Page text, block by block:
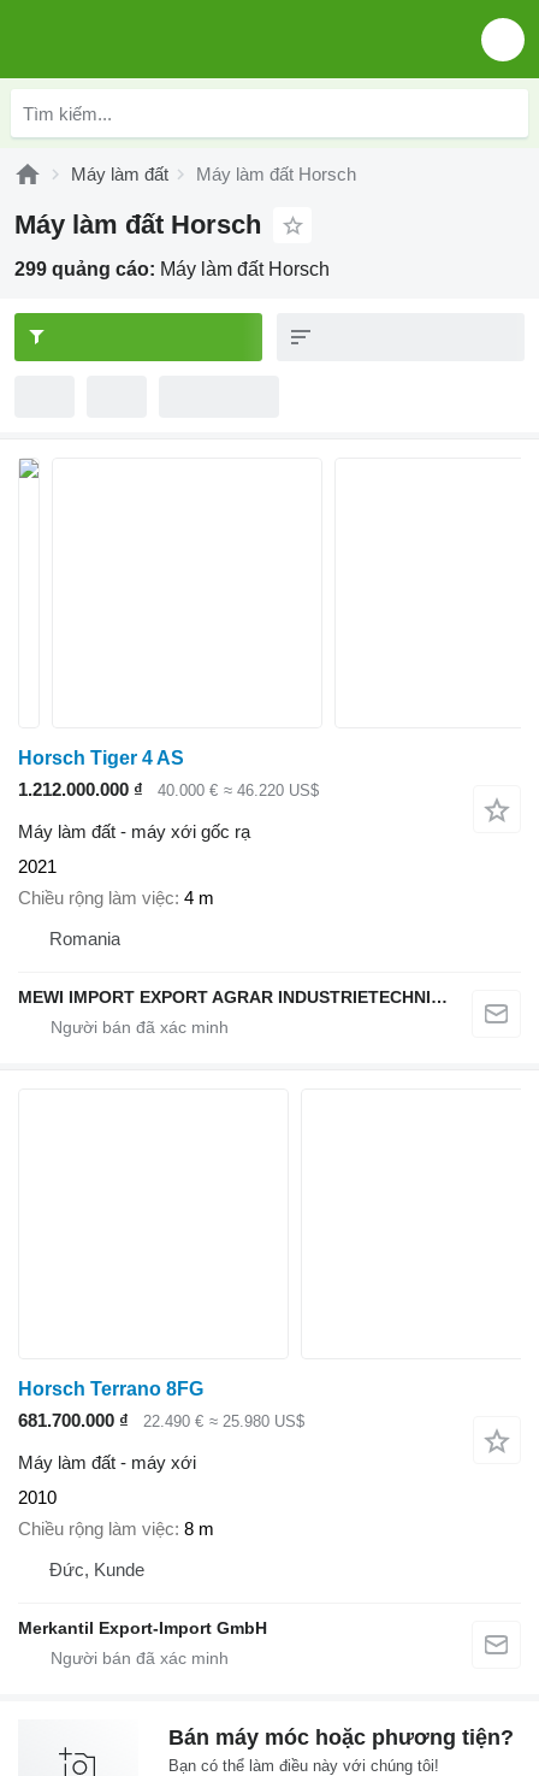
Máy làm đất Máy làm đất Horsch
Máy làm đất Horsch
299 quảng cáo: Máy làm đất Horsch
Horsch Tiger 4 AS
1.212.000.000 ₫
40.000 € ≈ 46.220 US$
Máy làm đất - máy xới gốc rạ
2021
Chiều rộng làm việc 4 m
Romania
MEWI IMPORT EXPORT AGRAR INDUSTRIETECHNIK SRL
Horsch Terrano 8FG
681.700.000 ₫
22.490 € ≈ 25.980 US$
Máy làm đất - máy xới
2010
Chiều rộng làm việc 8 m
Đức, Kunde
Merkantil Export-Import GmbH
Bán máy móc hoặc phương tiện?
Bạn có thể làm điều này với chúng tôi!